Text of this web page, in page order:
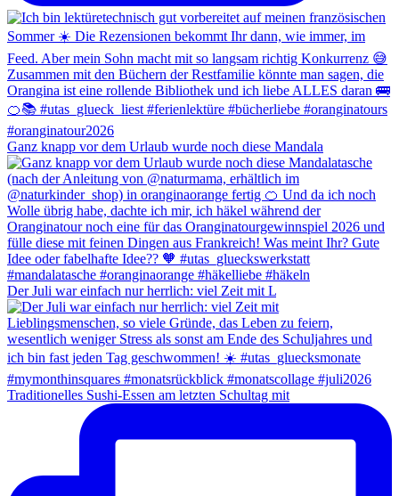
Ganz knapp vor dem Urlaub wurde noch diese Mandala
Der Juli war einfach nur herrlich: viel Zeit mit L
Traditionelles Sushi-Essen am letzten Schultag mit